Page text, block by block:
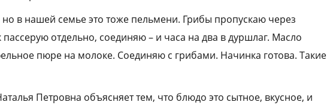
в нашей семье это тоже пельмени. Грибы пропускаю через
отдельно, соединяю – и часа на два в дуршлаг. Масло
пюре на молоке. Соединяю с грибами. Начинка готова. Такие
Петровна объясняет тем, что блюдо это сытное, вкусное, и